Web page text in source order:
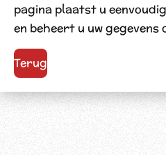
pagina plaatst u
en beheert u uw
Terug